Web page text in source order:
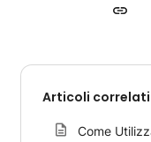
Articoli correlati
Come